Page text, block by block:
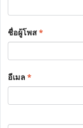
ชื่อผู้โพส*
อีเมล*